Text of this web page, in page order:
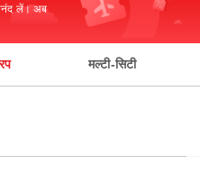
लें। अब
मल्टी-सिटी